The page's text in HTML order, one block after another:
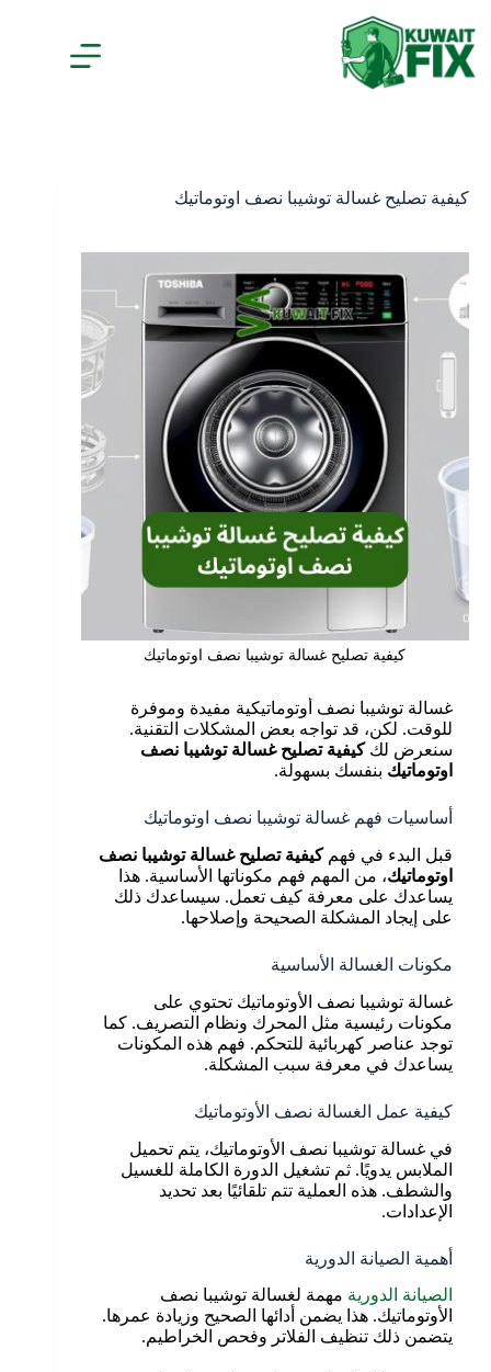
إلى
المحتوى
كيفية تصليح غسالة توشيبا نصف اوتوماتيك
كيفية تصليح غسالة توشيبا نصف اوتوماتيك
غسالة توشيبا نصف أوتوماتيكية مفيدة وموفرة
للوقت. لكن، قد تواجه بعض المشكلات التقنية.
سنعرض لككيفيةتصليح غسالة توشيبا نصف
اوتوماتيك بنفسك بسهولة.
أساسيات فهم غسالة توشيبا نصف اوتوماتيك
قبل البدء في فهمكيفيةتصليح غسالة توشيبا نصف
اوتوماتيك، من المهم فهم مكوناتها الأساسية. هذا
يساعدك على معرفة كيف تعمل. سيساعدك ذلك
على إيجاد المشكلة الصحيحة وإصلاحها.
مكونات الغسالة الأساسية
غسالة توشيبا نصف الأوتوماتيك تحتوي على
مكونات رئيسية مثل المحرك ونظام التصريف. كما
توجد عناصر كهربائية للتحكم. فهم هذه المكونات
يساعدك في معرفة سبب المشكلة.
كيفية عمل الغسالة نصف الأوتوماتيك
في غسالة توشيبا نصف الأوتوماتيك، يتم تحميل
الملابس يدويًا. ثم تشغيل الدورة الكاملة للغسيل
والشطف. هذه العملية تتم تلقائيًا بعد تحديد
الإعدادات.
أهمية الصيانة الدورية
الصيانة الدورية مهمة لغسالة توشيبا نصف
الأوتوماتيك. هذا يضمن أدائها الصحيح وزيادة عمرها.
يتضمن ذلك تنظيف الفلاتر وفحص الخراطيم.